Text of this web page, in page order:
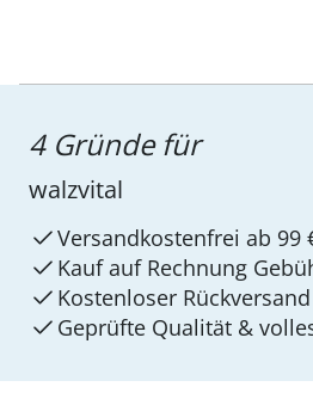
4 Gründe für
walzvital
Versandkostenfrei ab 99
Kauf auf Rechnung
Kostenloser Rückversand
Geprüfte Qualität &